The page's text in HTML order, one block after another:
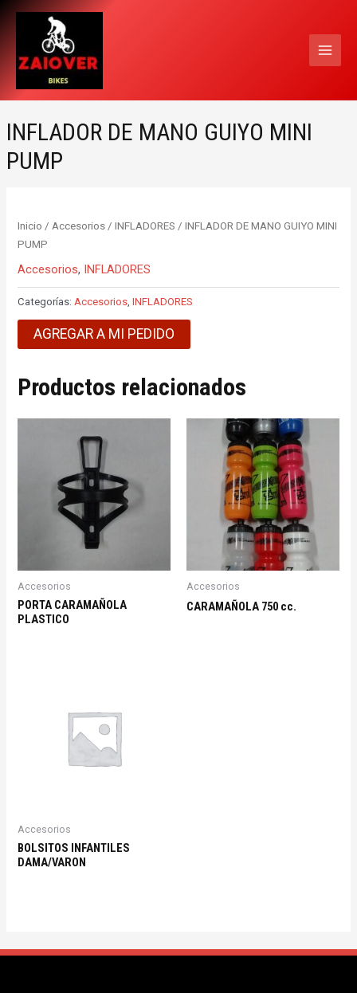
contenido
INFLADOR DE MANO GUIYO MINI
PUMP
Inicio / Accesorios /INFLADORES / INFLADOR DE MANO GUIYO MINI
PUMP
Accesorios, INFLADORES
Categorías:Accesorios,INFLADORES
AGREGAR A MI PEDIDO
Productos relacionados
Accesorios
PORTA CARAMAÑOLA
PLASTICO
Accesorios
CARAMAÑOLA 750 cc.
Accesorios
BOLSITOS INFANTILES
DAMA/VARON